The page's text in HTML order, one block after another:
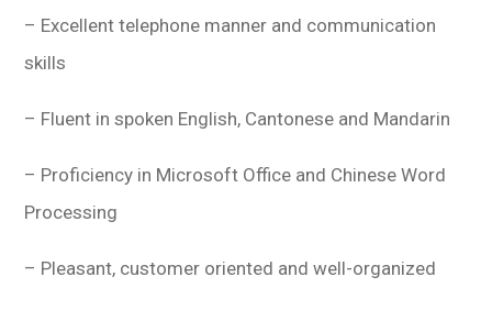
– Excellent telephone manner and communication
skills
– Fluent in spoken English, Cantonese and Mandarin
– Proficiency in Microsoft Office and Chinese Word
Processing
– Pleasant, customer oriented and well-organized